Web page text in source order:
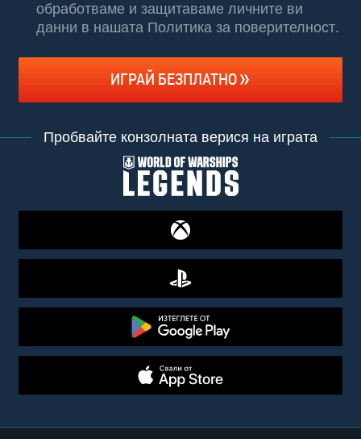
обработваме и защитаваме личните ви
данни в нашата Политика за поверителност.
ИГРАЙ БЕЗПЛАТНО
Пробвайте конзолната верися на играта